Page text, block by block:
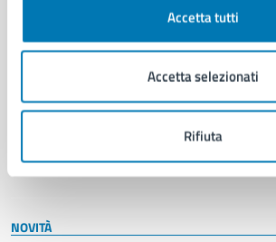
Accetta tutti
Accetta selezionati
Rifiuta
Educazione e formazione
Giustizia e sicurezza pubblica
Imprese e commercio
Vita lavorativa
NOVITÀ